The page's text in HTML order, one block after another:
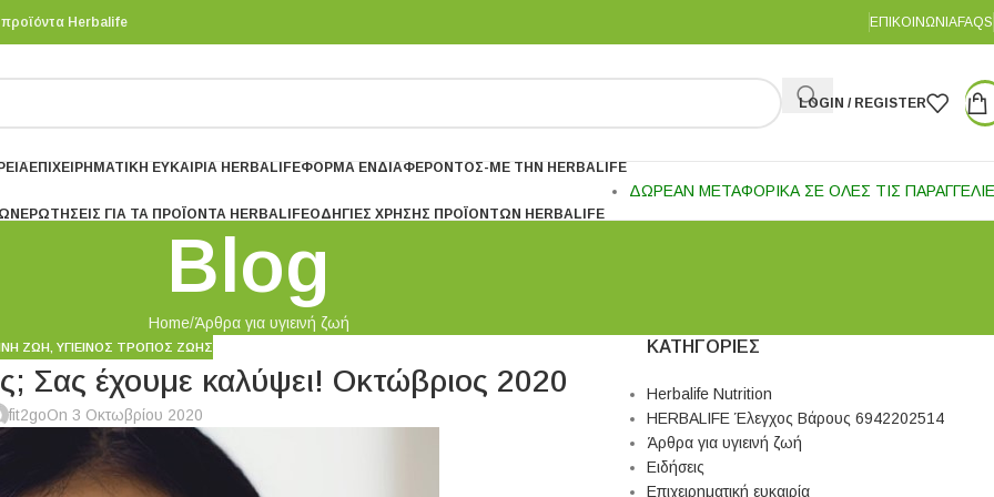
προϊόντα Herbalife ΕΠΙΚΟΙΝΩΝΊΑFAQS
LOGIN / REGISTER
ΕΠΙΧΕΙΡΗΜΑΤΙΚΉ ΕΥΚΑΙΡΊΑ HERBALIFEΦΌΡΜΑ ΕΝΔΙΑΦΈΡΟΝΤΟΣ-ΜΕ ΤΗΝ HERBALIFE
ΕΡΩΤΉΣΕΙΣ ΓΙΑ ΤΑ ΠΡΟΪΌΝΤΑ HERBALIFEΟΔΗΓΙΕΣ ΧΡΗΣΗΣ ΠΡΟΪΌΝΤΩΝ HERBALIFE
ΔΩΡΕΑΝ ΜΕΤΑΦΟΡΙΚΑ ΣΕ ΟΛΕΣ ΤΙΣ
Blog
Home Άρθρα για υγιεινή ζωή
ΖΩΉ ,ΥΓΙΕΙΝΟΣ ΤΡΟΠΟΣ ΖΩΗΣ
Σας έχουμε καλύψει! Οκτώβριος 2020
fit2goOn 3 Οκτωβρίου 2020
ΚΑΤΗΓΟΡΊΕΣ
Herbalife Nutrition
HERBALIFE Έλεγχος Βάρους 6942202514
Άρθρα για υγιεινή ζωή
Ειδήσεις
Επιχειρηματική ευκαιρία